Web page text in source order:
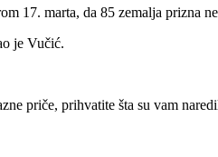
17. marta, da 85 zemalja prizna
je Vučić.
priče, prihvatite šta su vam